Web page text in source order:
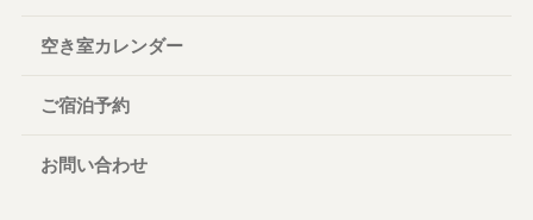
空き室カレンダー
ご宿泊予約
お問い合わせ